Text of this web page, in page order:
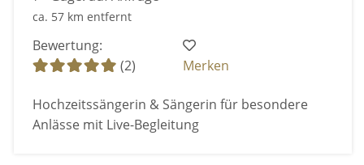
ca. 57 km entfernt
Bewertung:
(2)
Merken
Hochzeitssängerin & Sängerin für besondere
Anlässe mit Live-Begleitung